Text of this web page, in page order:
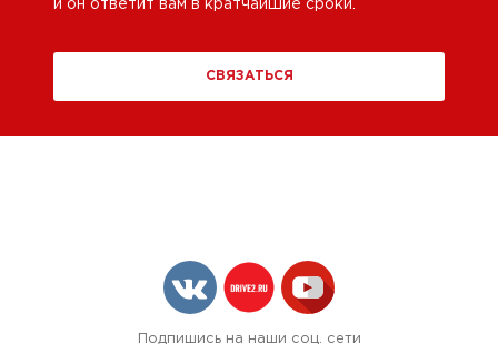
и он ответит вам в кратчайшие сроки.
СВЯЗАТЬСЯ
Подпишись на наши соц. сети